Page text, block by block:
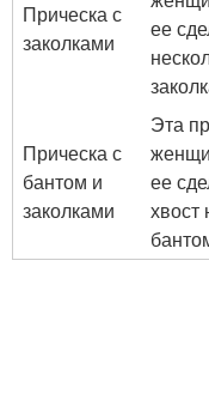
Прическа с
заколками
ее
Прическа с
бантом и
заколками
Эта
ее
хвост